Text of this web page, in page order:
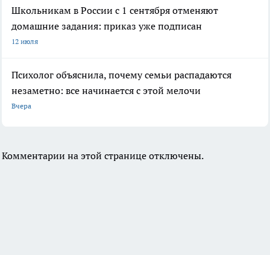
Школьникам в России с 1 сентября отменяют
домашние задания: приказ уже подписан
12 июля
Психолог объяснила, почему семьи распадаются
незаметно: все начинается с этой мелочи
Вчера
Комментарии на этой странице отключены.